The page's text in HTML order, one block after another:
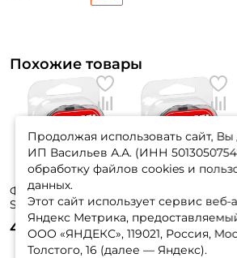
Похожие товары
Флюорокарбон
Sunline Siglon
Fluoro 10м 0.104мм
Clear
400 ₽
Sunline Siglon
Fluoro 10м 0.190мм
Clear
455 ₽
Продолжая использовать сайт, Вы
ИП Васильев А.А. (ИНН
обработку файлов cookies и
данных.
Этот сайт использует сервис веб-
Яндекс Метрика,
ООО «ЯНДЕКС», 119021, Россия,
Толстого, 16 (далее — Яндекс).